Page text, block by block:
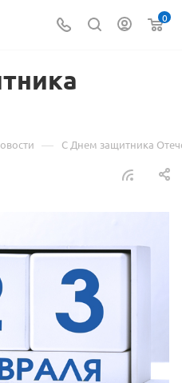
0
— С Днем защитника